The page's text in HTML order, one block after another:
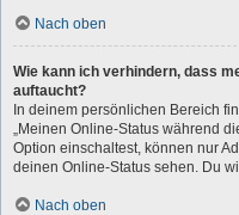
Nach oben
Wie kann ich verhindern, dass
auftaucht?
In deinem persönlichen Bereich
„Meinen Online-Status während
Option einschaltest, können nur
deinen Online-Status sehen. Du
Nach oben